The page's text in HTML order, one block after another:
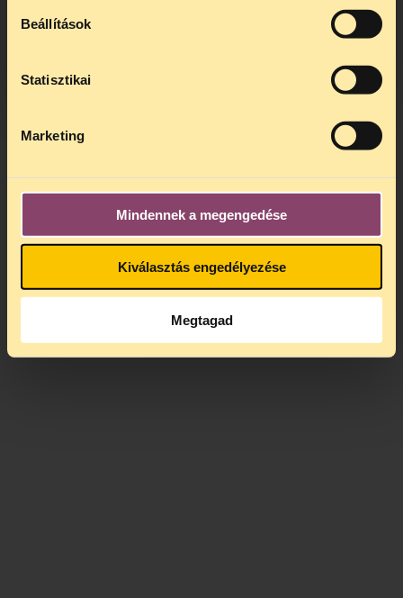
Beállítások
Statisztikai
Marketing
Mindennek a megengedése
Kiválasztás engedélyezése
Megtagad
kedden, 13 és 15 óra között lesz
alatt is elér minket.